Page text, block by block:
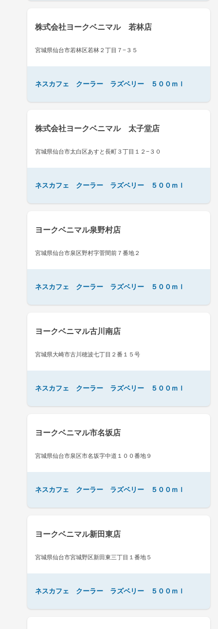
株式会社ヨークベニマル 若林店
宮城県仙台市若林区若林２丁目７−３５
ネスカフェ クーラー ラズベリー ５００ｍｌ
株式会社ヨークベニマル 太子堂店
宮城県仙台市太白区あすと長町３丁目１２−３０
ネスカフェ クーラー ラズベリー ５００ｍｌ
ヨークベニマル泉野村店
宮城県仙台市泉区野村字菅間前７番地２
ネスカフェ クーラー ラズベリー ５００ｍｌ
ヨークベニマル古川南店
宮城県大崎市古川穂波七丁目２番１５号
ネスカフェ クーラー ラズベリー ５００ｍｌ
ヨークベニマル市名坂店
宮城県仙台市泉区市名坂字中道１００番地９
ネスカフェ クーラー ラズベリー ５００ｍｌ
ヨークベニマル新田東店
宮城県仙台市宮城野区新田東三丁目１番地５
ネスカフェ クーラー ラズベリー ５００ｍｌ